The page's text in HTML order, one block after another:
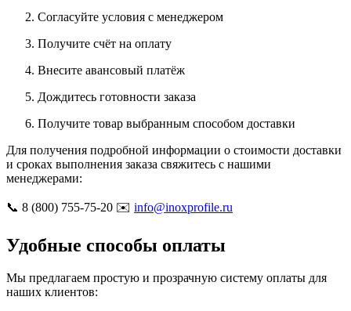
Согласуйте условия с менеджером
Получите счёт на оплату
Внесите авансовый платёж
Дождитесь готовности заказа
Получите товар выбранным способом доставки
Для получения подробной информации о стоимости доставки
и сроках выполнения заказа свяжитесь с нашими
менеджерами:
📞 8 (800) 755-75-20 ✉️ info@inoxprofile.ru
Удобные способы оплаты
Мы предлагаем простую и прозрачную систему оплаты для
наших клиентов: